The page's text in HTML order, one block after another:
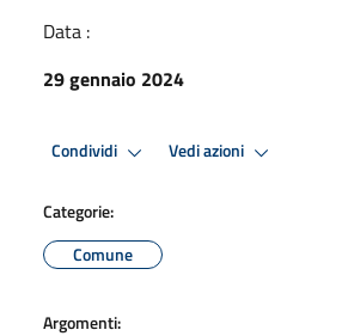
Data :
29 gennaio 2024
Condividi Vedi azioni
Categorie:
Comune
Argomenti: